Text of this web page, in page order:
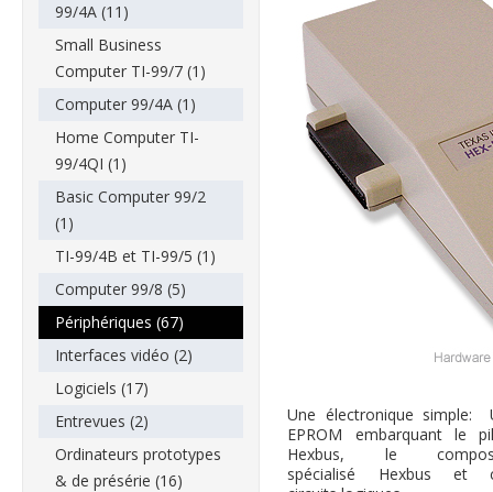
99/4A (11)
Small Business
Computer TI-99/7 (1)
Computer 99/4A (1)
Home Computer TI-
99/4QI (1)
Basic Computer 99/2
(1)
TI-99/4B et TI-99/5 (1)
Computer 99/8 (5)
Périphériques (67)
Interfaces vidéo (2)
Logiciels (17)
Entrevues (2)
Ordinateurs prototypes
& de présérie (16)
Une électronique simple:
EPROM embarquant le
Hexbus, le
spécialisé Hexbus et